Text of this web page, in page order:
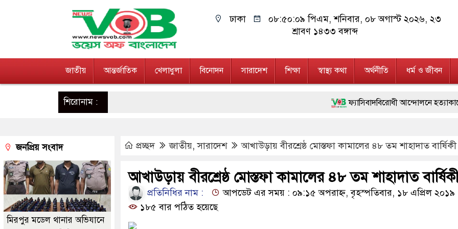
ঢাকা ০৮:৫০:১০ পিএম, শনিবার, ০৮ অগাস্ট ২০২৬, ২৩
শ্রাবণ ১৪৩৩ বঙ্গাব্দ
জাতীয় আন্তর্জাতিক খেলাধুলা বিনোদন সারাদেশ শিক্ষা স্বাস্থ্য কথা অর্থনীতি ধর্ম ও জীবন
শিরোনাম : ফ্যাসিবাদবিরোধী আন্দোলনে হত্যাকাণ্ডের বিচার
জনগণ পরিবর্তন চেয়েছে বলেই জুলাই আন্দোলন
২৮ লাখ টাকার জাল নোটসহ দুইজনকে গ্রেফতার
নেতৃত্ব ও গণতন্ত্রের মূর্তমান প্রতীক বেগম খালেদা
অবৈধ বিদেশি পিস্তল, ম্যাগাজিন ও গুলিসহ
প্রচ্ছদ জাতীয়,সারাদেশ আখাউড়ায় বীরশ্রেষ্ঠ মোস্তফা কামালের ৪৮ তম শাহাদাত
আখাউড়ায় বীরশ্রেষ্ঠ মোস্তফা কামালের ৪৮ তম শাহাদাত
প্রতিনিধির নাম :
আপডেট এর সময় : ০৯:১৫ অপরাহ্ন, বৃহস্পতিবার, ১৮ এপ্রিল ২০১৯
১৮৫ বার পঠিত হয়েছে
জনপ্রিয় সংবাদ
মিরপুর মডেল থানার অভিযানে